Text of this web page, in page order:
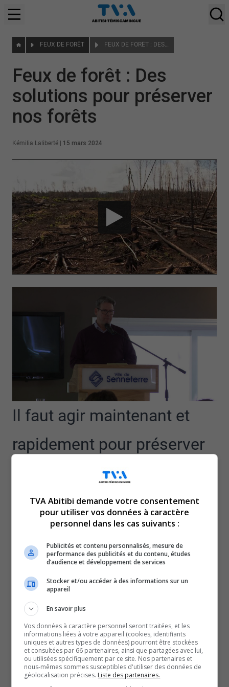
FEUX DE FORÊT FEUX DE FORÊT : DES SOLUTIONS POUR PRÉSERVER NOS FORÊTS
Feux de forêt : Des
solutions pour préserver
nos forêts
Kémilia Laliberté 15 mars 2024
Il faut agir maintenant et
rapidement pour préserver
nos forêts de demain.
Québec, Louis Pelletier.
Avec les feux de forêt qui ont été largement destructeurs
primordial de revoir l’aménagement des forêts pour
assurer leur pérennité.
La sylviculture, donc la gestion mise en valeur des forêts,
ainsi que l’aménagement de feuillus seraient, selon lui,
de réelles pistes de solutions.
C’est devant plusieurs acteurs du secteur forestier de
Senneterre et des environs que Louis Pelletier
a présenté les constats d’un projet pilote qu’il a mené au
Saguenay-Lac-Saint-Jean.
Une rencontre qui était fort attendue dans la région,
TVA Abitibi demande votre consentement
pour utiliser vos données à caractère
personnel dans les cas suivants :
Publicités et contenu personnalisés, mesure de
performance des publicités et du contenu, études
d’audience et développement de services
Stocker et/ou accéder à des informations sur un
appareil
En savoir plus
Vos données à caractère personnel seront traitées, et les
informations liées à votre appareil (cookies, identifiants
uniques et autres types de données) pourront être stockées
et consultées par 66 partenaires, ainsi que partagées avec lui,
ou utilisées spécifiquement par ce site. Nos partenaires et
nous-mêmes sommes susceptibles d'utiliser des données de
géolocalisation précises. Liste des partenaires.